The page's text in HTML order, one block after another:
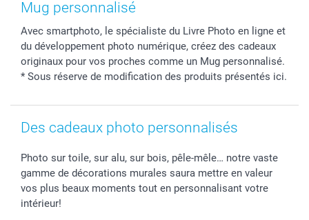
Stickers & Etiquettes
Chèque Cadeau
Affiliation
Investor Relations
B2B smartbusiness
Confirmation ou communion
Mariage
Fête d'anniversaire
Tous les évènements
Livraison en 48 heures
Modes de Paiement
Identifiez-vous
Statut de ma commande
smarfriends
smartbonus
Mug personnalisé
Avec smartphoto, le spécialiste du Livre Photo en ligne et
du développement photo numérique, créez des cadeaux
originaux pour vos proches comme un Mug personnalisé.
* Sous réserve de modification des produits présentés ici.
Des cadeaux photo personnalisés
Photo sur toile, sur alu, sur bois, pêle-mêle… notre vaste
gamme de décorations murales saura mettre en valeur
vos plus beaux moments tout en personnalisant votre
intérieur!